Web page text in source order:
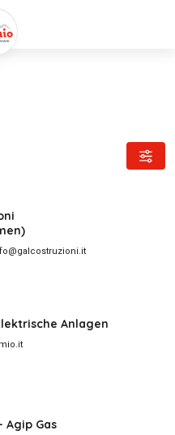
Anlagen
Agip Gas